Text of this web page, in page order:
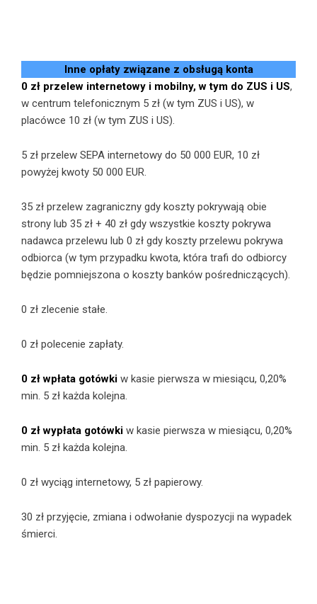
Inne opłaty związane z obsługą konta
0 zł przelew internetowy i mobilny, w tym do ZUS i US,
w centrum telefonicznym 5 zł (w tym ZUS i US), w
placówce 10 zł (w tym ZUS i US).
5 zł przelew SEPA internetowy do 50 000 EUR, 10 zł
powyżej kwoty 50 000 EUR.
35 zł przelew zagraniczny gdy koszty pokrywają obie
strony lub 35 zł + 40 zł gdy wszystkie koszty pokrywa
nadawca przelewu lub 0 zł gdy koszty przelewu pokrywa
odbiorca (w tym przypadku kwota, która trafi do odbiorcy
będzie pomniejszona o koszty banków pośredniczących).
0 zł zlecenie stałe.
0 zł polecenie zapłaty.
0 zł wpłata gotówki w kasie pierwsza w miesiącu, 0,20%
min. 5 zł każda kolejna.
0 zł wypłata gotówki w kasie pierwsza w miesiącu, 0,20%
min. 5 zł każda kolejna.
0 zł wyciąg internetowy, 5 zł papierowy.
30 zł przyjęcie, zmiana i odwołanie dyspozycji na wypadek
śmierci.